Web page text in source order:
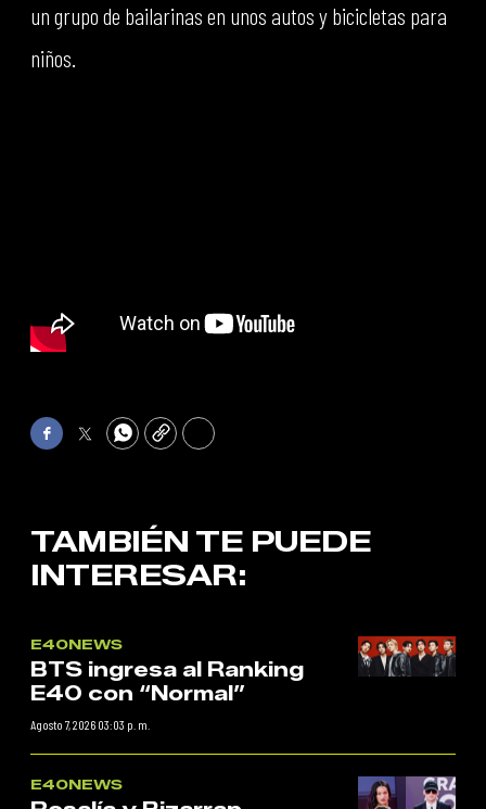
un grupo de bailarinas en unos autos y bicicletas para
niños.
FacebookTwitterWhatsApp
Copy Print
TAMBIÉN TE PUEDE
INTERESAR:
E40NEWS
BTS ingresa al Ranking
E40 con “Normal”
Agosto 7, 2026 03:03 p. m.
E40NEWS